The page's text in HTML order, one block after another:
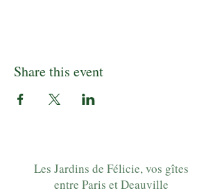
Share this event
Les Jardins de Félicie, vos gîtes
entre Paris et Deauville